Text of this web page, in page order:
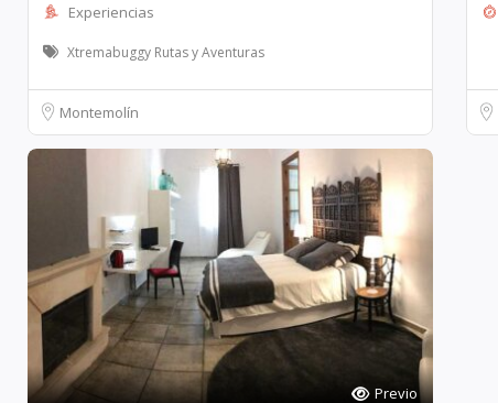
Experiencias
Xtremabuggy Rutas y Aventuras
Montemolín
Previo